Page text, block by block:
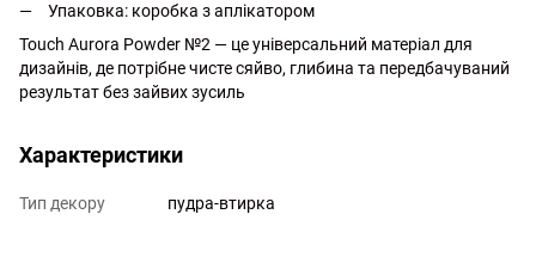
Упаковка: коробка з аплікатором
Touch Aurora Powder №2 — це універсальний матеріал для
дизайнів, де потрібне чисте сяйво, глибина та передбачуваний
результат без зайвих зусиль
Характеристики
Тип декору пудра-втирка